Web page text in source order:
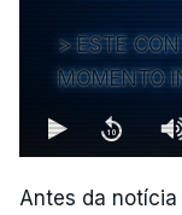
ESTE
MOMENTO
Antes da